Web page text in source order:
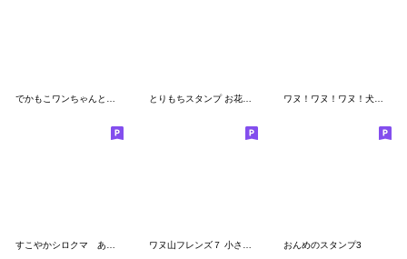
ワヌ！ワヌ！ワヌ！犬いっぱいスタンプ
すこやかシロクマ あまい毎日 ワヌ山フレンズ７ 小さめスタンプ おんめのスタンプ3